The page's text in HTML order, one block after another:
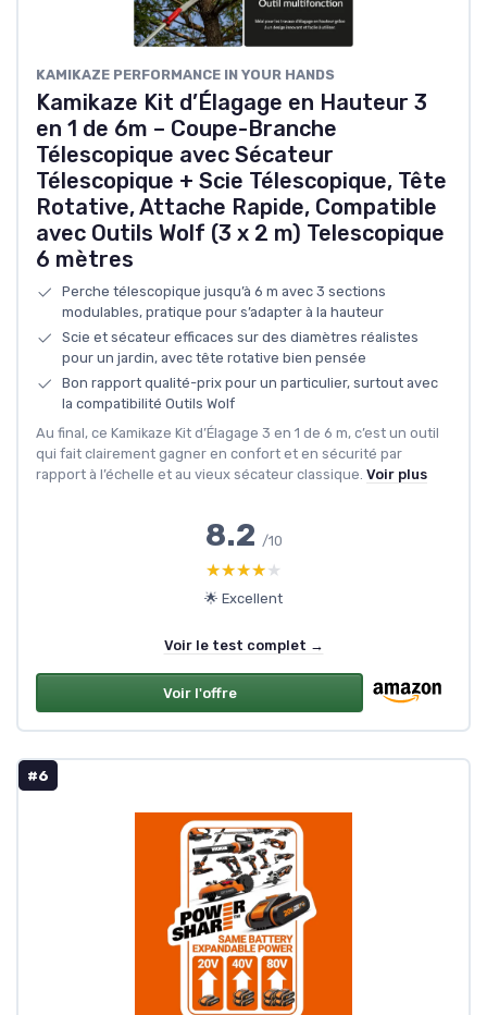
KAMIKAZE PERFORMANCE IN YOUR HANDS
Kamikaze Kit d’Élagage en Hauteur 3
en 1 de 6m – Coupe-Branche
Télescopique avec Sécateur
Télescopique + Scie Télescopique, Tête
Rotative, Attache Rapide, Compatible
avec Outils Wolf (3 x 2 m) Telescopique
6 mètres
Perche télescopique jusqu’à 6 m avec 3 sections
modulables, pratique pour s’adapter à la hauteur
Scie et sécateur efficaces sur des diamètres réalistes
pour un jardin, avec tête rotative bien pensée
Bon rapport qualité-prix pour un particulier, surtout avec
la compatibilité Outils Wolf
Au final, ce Kamikaze Kit d’Élagage 3 en 1 de 6 m, c’est un outil
qui fait clairement gagner en confort et en sécurité par
rapport à l’échelle et au vieux sécateur classique. Voir plus
8.2 /10
★★★★★
★★★★★
🌟 Excellent
Voir le test complet →
Voir l'offre
#6